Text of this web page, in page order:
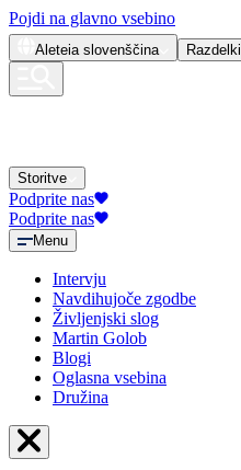
Pojdi na glavno vsebino
Aleteia slovenščina Razdelki
Storitve
Podprite nas
Podprite nas
Menu
Intervju
Navdihujoče zgodbe
Življenjski slog
Martin Golob
Blogi
Oglasna vsebina
Družina